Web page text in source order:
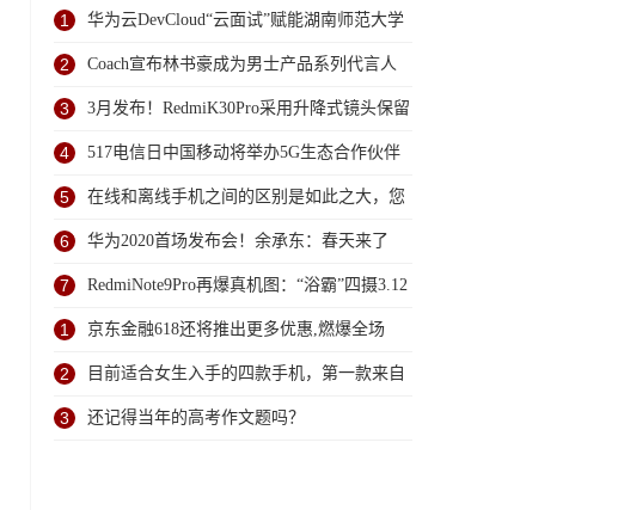
1 华为云DevCloud“云面试”赋能湖南师范大学
提升就业竞争优势
2 Coach宣布林书豪成为男士产品系列代言人
3 3月发布！RedmiK30Pro采用升降式镜头保留
耳机口
4 517电信日中国移动将举办5G生态合作伙伴
大会 会透露哪些关键信息？
5 在线和离线手机之间的区别是如此之大，您
购买对吗？
6 华为2020首场发布会！余承东：春天来了
7 RedmiNote9Pro再爆真机图：“浴霸”四摄3.12
发布
1 京东金融618还将推出更多优惠,燃爆全场
2 目前适合女生入手的四款手机，第一款来自
苹果，最后是自拍神器！
3 还记得当年的高考作文题吗？